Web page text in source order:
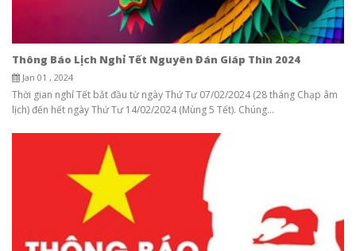
Thông Báo Lịch Nghỉ Tết Nguyên Đán Giáp Thìn 2024
Jan 01 , 2024
Thời gian nghỉ Tết bắt đầu từ ngày Thứ Tư 07/02/2024 (28 tháng Chạp âm
lịch) đến hết ngày Thứ Tư 14/02/2024 (Mùng 5 Tết). Chúng...